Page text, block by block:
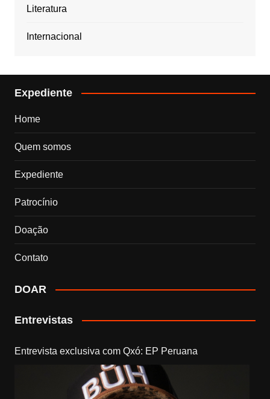
Literatura
Internacional
Expediente
Home
Quem somos
Expediente
Patrocínio
Doação
Contato
DOAR
Entrevistas
Entrevista exclusiva com Qxó: EP Peruana